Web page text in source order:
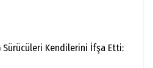
Sürücüleri Kendilerini İfşa Etti: